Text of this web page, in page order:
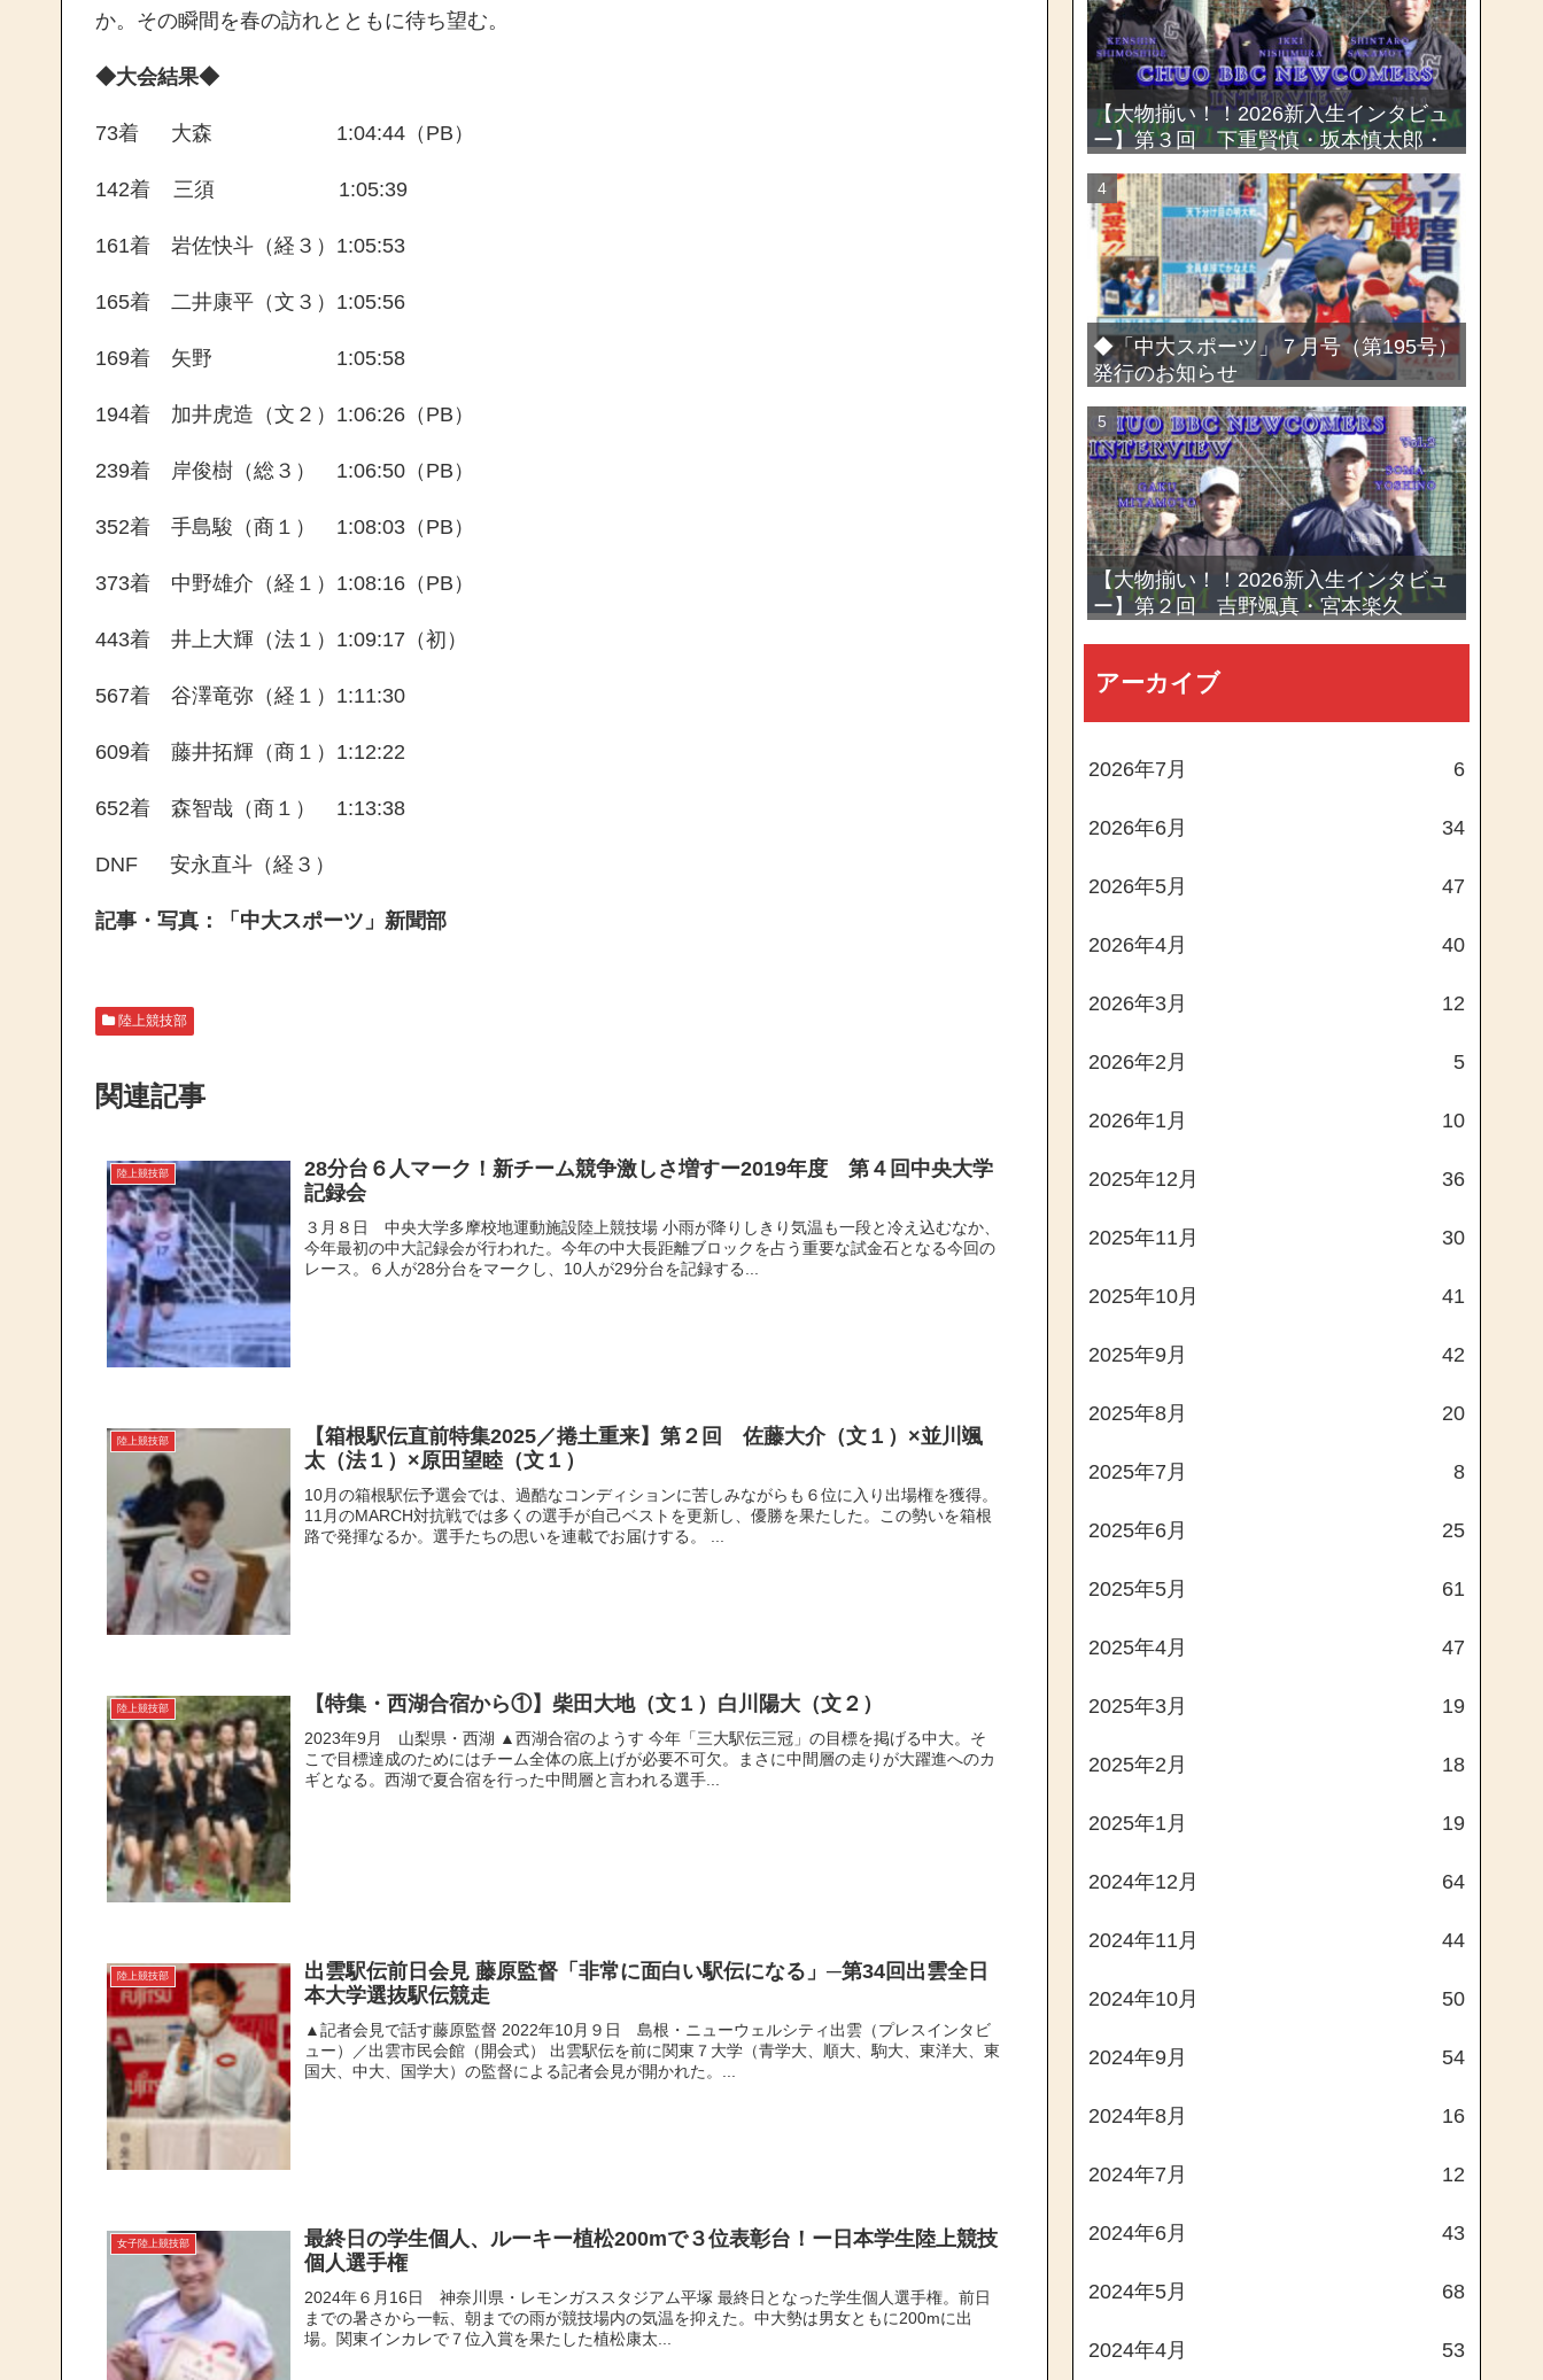
か。その瞬間を春の訪れとともに待ち望む。
◆大会結果◆
73着 大森 1:04:44（PB）
142着 三須 1:05:39
161着 岩佐快斗（経３）1:05:53
165着 二井康平（文３）1:05:56
169着 矢野 1:05:58
194着 加井虎造（文２）1:06:26（PB）
239着 岸俊樹（総３） 1:06:50（PB）
352着 手島駿（商１） 1:08:03（PB）
373着 中野雄介（経１）1:08:16（PB）
443着 井上大輝（法１）1:09:17（初）
567着 谷澤竜弥（経１）1:11:30
609着 藤井拓輝（商１）1:12:22
652着 森智哉（商１） 1:13:38
DNF 安永直斗（経３）
記事・写真：「中大スポーツ」新聞部
陸上競技部
関連記事
陸上競技部
28分台６人マーク！新チーム競争激しさ増すー2019年度 第４回中央大学
記録会
３月８日 中央大学多摩校地運動施設陸上競技場 小雨が降りしきり気温も一段と冷え込むなか、
今年最初の中大記録会が行われた。今年の中大長距離ブロックを占う重要な試金石となる今回の
レース。６人が28分台をマークし、10人が29分台を記録する...
陸上競技部
【箱根駅伝直前特集2025／捲土重来】第２回 佐藤大介（文１）×並川颯
太（法１）×原田望睦（文１）
10月の箱根駅伝予選会では、過酷なコンディションに苦しみながらも６位に入り出場権を獲得。
11月のMARCH対抗戦では多くの選手が自己ベストを更新し、優勝を果たした。この勢いを箱根
路で発揮なるか。選手たちの思いを連載でお届けする。 ...
陸上競技部 【特集・西湖合宿から①】柴田大地（文１）白川陽大（文２）
2023年9月 山梨県・西湖 ▲西湖合宿のようす 今年「三大駅伝三冠」の目標を掲げる中大。そ
こで目標達成のためにはチーム全体の底上げが必要不可欠。まさに中間層の走りが大躍進へのカ
ギとなる。西湖で夏合宿を行った中間層と言われる選手...
陸上競技部
出雲駅伝前日会見 藤原監督「非常に面白い駅伝になる」─第34回出雲全日
本大学選抜駅伝競走
▲記者会見で話す藤原監督 2022年10月９日 島根・ニューウェルシティ出雲（プレスインタビ
ュー）／出雲市民会館（開会式） 出雲駅伝を前に関東７大学（青学大、順大、駒大、東洋大、東
国大、中大、国学大）の監督による記者会見が開かれた。...
女子陸上競技部
最終日の学生個人、ルーキー植松200mで３位表彰台！ー日本学生陸上競技
個人選手権
2024年６月16日 神奈川県・レモンガススタジアム平塚 最終日となった学生個人選手権。前日
までの暑さから一転、朝までの雨が競技場内の気温を抑えた。中大勢は男女ともに200mに出
場。関東インカレで７位入賞を果たした植松康太...
【大物揃い！！2026新入生インタビュ
ー】第３回 下重賢慎・坂本慎太郎・
◆「中大スポーツ」７月号（第195号）
発行のお知らせ
【大物揃い！！2026新入生インタビュ
ー】第２回 吉野颯真・宮本楽久
アーカイブ
2026年7月 6
2026年6月 34
2026年5月 47
2026年4月 40
2026年3月 12
2026年2月 5
2026年1月 10
2025年12月 36
2025年11月 30
2025年10月 41
2025年9月 42
2025年8月 20
2025年7月 8
2025年6月 25
2025年5月 61
2025年4月 47
2025年3月 19
2025年2月 18
2025年1月 19
2024年12月 64
2024年11月 44
2024年10月 50
2024年9月 54
2024年8月 16
2024年7月 12
2024年6月 43
2024年5月 68
2024年4月 53